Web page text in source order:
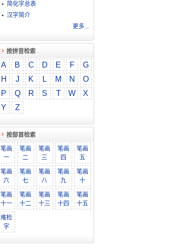
简化字总表
汉字简介
更多...
按拼音检索
A B C D E F
G
H
J K L M N
O
P
Q R S T W
X
Y
Z
按部首检索
笔画
一
笔画
二
笔画
三
笔画
四
笔画
五
笔画
六
笔画
七
笔画
八
笔画
九
笔画
十
笔画
十一
笔画
十二
笔画
十三
笔画
十四
笔画
十五
难检
字